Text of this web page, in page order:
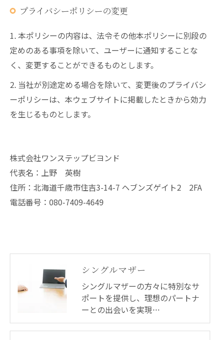
プライバシーポリシーの変更
1. 本ポリシーの内容は、法令その他本ポリシーに別段の
定めのある事項を除いて、ユーザーに通知することな
く、変更することができるものとします。
2. 当社が別途定める場合を除いて、変更後のプライバシ
ーポリシーは、本ウェブサイトに掲載したときから効力
を生じるものとします。
株式会社ワンステップビヨンド
代表名：上野 英樹
住所：北海道千歳市住吉3-14-7 ヘブンズゲイト2 2FA
電話番号：080-7409-4649
シングルマザー
シングルマザーの方々に特別なサ
ポートを提供し、理想のパートナ
ーとの出会いを実現…